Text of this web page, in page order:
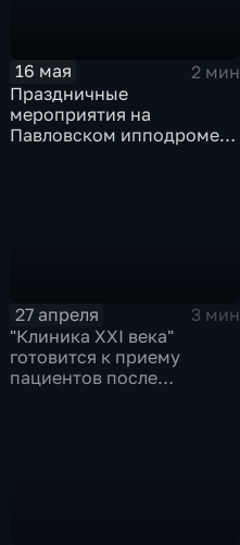
16 мая
2 мин
Праздничные
мероприятия на
Павловском ипподроме
27 апреля
3 мин
"Клиника XXI века"
готовится к приему
пациентов после